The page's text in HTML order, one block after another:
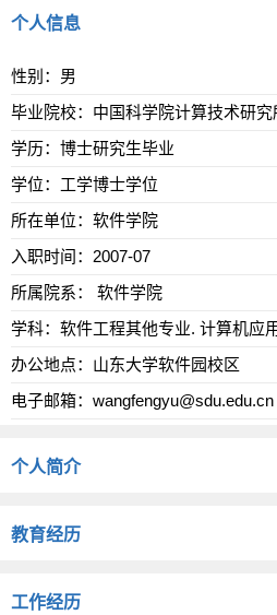
个人信息
性别：男
毕业院校：中国科学院计算技术研究
学历：博士研究生毕业
学位：工学博士学位
所在单位：软件学院
入职时间：2007-07
所属院系： 软件学院
学科：软件工程其他专业. 计算机应
办公地点：山东大学软件园校区
电子邮箱： wangfengyu@sdu.edu.cn
个人简介
教育经历
工作经历